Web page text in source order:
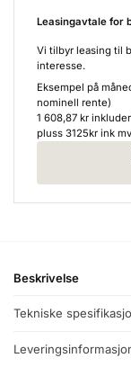
Leasingavtale for
Vi tilbyr leasing til
interesse.
Eksempel på
nominell rente)
1 608,87 kr
pluss 3125kr ink
Beskrivelse
Tekniske